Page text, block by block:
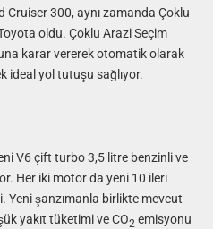
300, aynı zamanda Çoklu
oldu. Çoklu Arazi Seçim
karar vererek otomatik olarak
ideal yol tutuşu sağlıyor.
V6 çift turbo 3,5 litre benzinli ve
Her iki motor da yeni 10 ileri
Yeni şanzımanla birlikte mevcut
yakıt tüketimi ve CO2 emisyonu